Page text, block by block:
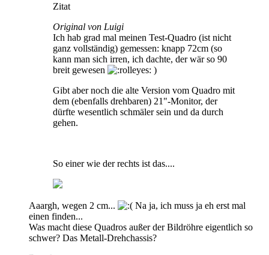
Zitat
Original von Luigi
Ich hab grad mal meinen Test-Quadro (ist nicht
ganz vollständig) gemessen: knapp 72cm (so
kann man sich irren, ich dachte, der wär so 90
breit gewesen
)
Gibt aber noch die alte Version vom Quadro mit
dem (ebenfalls drehbaren) 21"-Monitor, der
dürfte wesentlich schmäler sein und da durch
gehen.
So einer wie der rechts ist das....
Aaargh, wegen 2 cm...
Na ja, ich muss ja eh erst mal
einen finden...
Was macht diese Quadros außer der Bildröhre eigentlich so
schwer? Das Metall-Drehchassis?